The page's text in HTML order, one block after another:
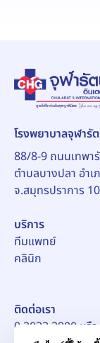
โรงพยาบาลจุฬารั
88/8-9 ถนนเทพา
ตำบลบางปลา อำ
จ.สมุทรปราการ
บริการ
ทีมแพทย์
คลินิก
ติดต่อเรา
0 2033 2900 หรื